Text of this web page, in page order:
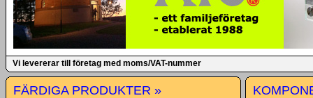
Vi levererar till företag med moms/VAT-nummer
FÄRDIGA PRODUKTER »